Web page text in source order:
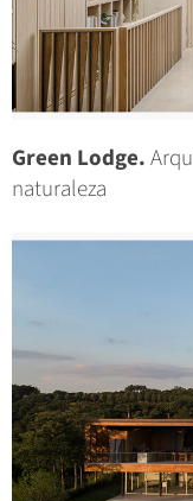
Green Lodge.
naturaleza